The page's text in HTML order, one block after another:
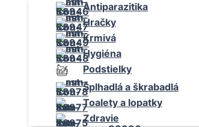
Antiparazitika
Hračky
Krmivá
Hygiéna
Podstielky
Šplhadlá a škrabadlá
Toalety a lopatky
Zdravie